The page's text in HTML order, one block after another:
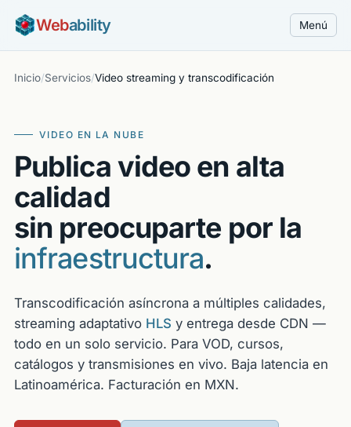
Webability Menú
Inicio/Servicios/Video streaming y transcodificación
VIDEO EN LA NUBE
Publica video en alta
calidad
sin preocuparte por la
infraestructura.
Transcodificación asíncrona a múltiples calidades,
streaming adaptativo HLS y entrega desde CDN —
todo en un solo servicio. Para VOD, cursos,
catálogos y transmisiones en vivo. Baja latencia en
Latinoamérica. Facturación en MXN.